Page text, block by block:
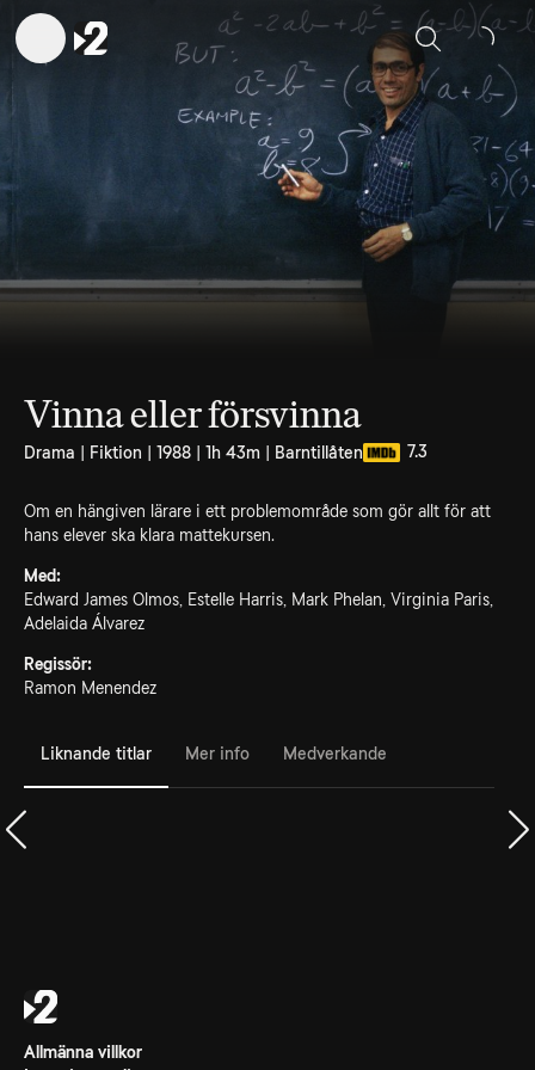
Sök
Vinna eller försvinna
Drama | Fiktion | 1988 | 1h 43m | Barntillåten 7.3
Om en hängiven lärare i ett problemområde som gör allt för att
hans elever ska klara mattekursen.
Med:
Edward James Olmos, Estelle Harris, Mark Phelan, Virginia Paris,
Adelaida Álvarez
Regissör:
Ramon Menendez
Liknande titlar Mer info Medverkande
Allmänna villkor